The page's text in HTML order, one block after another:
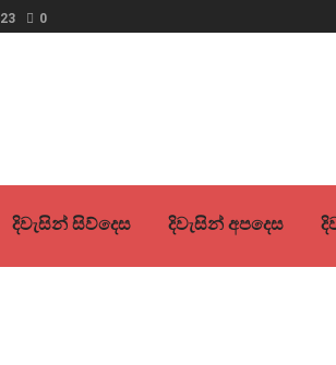
0
දිවැසින් සිව්දෙස දිවැසින් අපදෙස